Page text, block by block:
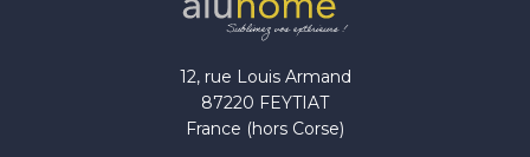
12, rue Louis Armand
87220 FEYTIAT
France (hors Corse)